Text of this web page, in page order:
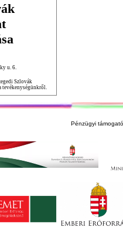
u. 6.
Szlovák
tevékenységünkről.
Pénzügyi